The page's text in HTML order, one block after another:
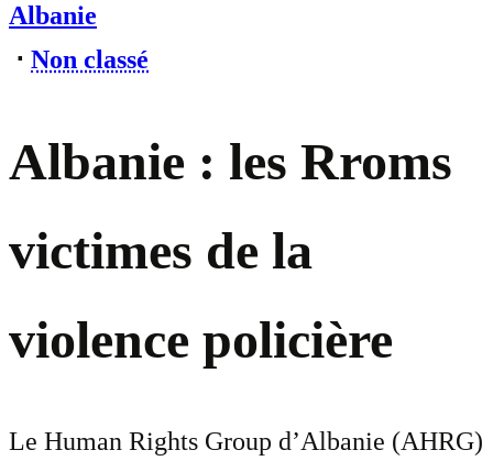
Albanie
⋅ Non classé
Albanie : les Rroms
victimes de la
violence policière
Le Human Rights Group d’Albanie (AHRG)